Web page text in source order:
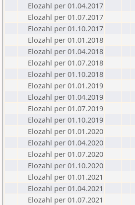
Elozahl per 01.04.2017
Elozahl per 01.07.2017
Elozahl per 01.10.2017
Elozahl per 01.01.2018
Elozahl per 01.04.2018
Elozahl per 01.07.2018
Elozahl per 01.10.2018
Elozahl per 01.01.2019
Elozahl per 01.04.2019
Elozahl per 01.07.2019
Elozahl per 01.10.2019
Elozahl per 01.01.2020
Elozahl per 01.04.2020
Elozahl per 01.07.2020
Elozahl per 01.10.2020
Elozahl per 01.01.2021
Elozahl per 01.04.2021
Elozahl per 01.07.2021